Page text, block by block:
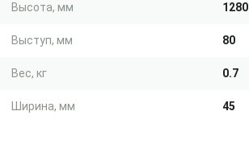
Высота, мм 1280
Выступ, мм 80
Вес, кг 0.7
Ширина, мм 45